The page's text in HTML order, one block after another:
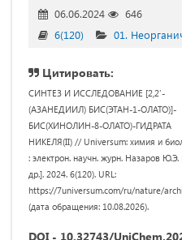
06.06.2024
646
6(120)
01.
Цитировать:
СИНТЕЗ И ИССЛЕДОВАНИЕ [2,2'-
(АЗАНЕДИИЛ) БИС(ЭТАН-1-ОЛАТО)]-
БИС(ХИНОЛИН-8-ОЛАТО)-ГИДРАТА
НИКЕЛЯ(II) // Universum: химия и
: электрон. научн. журн. Назаров Ю.Э.
др.]. 2024. 6(120). URL:
https://7universum.com/ru/nature/
(дата обращения: 10.08.2026).
DOI - 10.32743/